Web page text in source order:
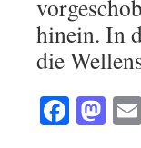
hinein. In
die